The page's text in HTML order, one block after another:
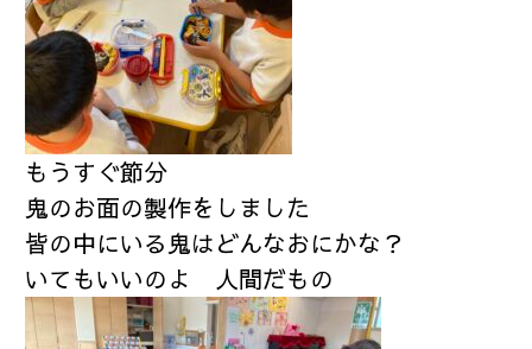
もうすぐ節分
鬼のお面の製作をしました
皆の中にいる鬼はどんなおにかな？
いてもいいのよ 人間だもの